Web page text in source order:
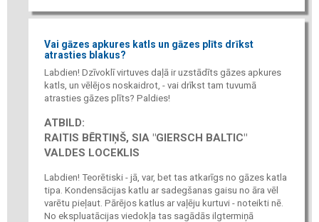
Vai gāzes apkures katls un gāzes plīts drīkst
atrasties blakus?
Labdien! Dzīvoklī virtuves daļā ir uzstādīts gāzes apkures
katls, un vēlējos noskaidrot, - vai drīkst tam tuvumā
atrasties gāzes plīts? Paldies!
ATBILD:
RAITIS BĒRTIŅŠ, SIA "GIERSCH BALTIC"
VALDES LOCEKLIS
Labdien! Teorētiski - jā, var, bet tas atkarīgs no gāzes katla
tipa. Kondensācijas katlu ar sadegšanas gaisu no āra vēl
varētu pieļaut. Pārējos katlus ar vaļēju kurtuvi - noteikti nē.
No ekspluatācijas viedokļa tas sagādās ilgtermiņā